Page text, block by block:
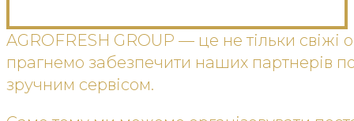
AGROFRESH GROUP — це не тільки свіжі
прагнемо забезпечити наших партнерів
зручним сервісом.